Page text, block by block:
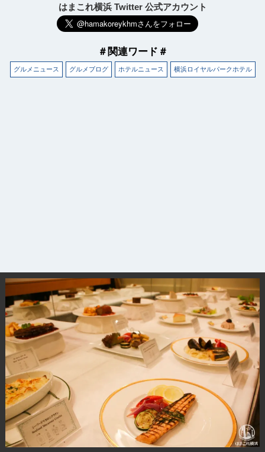
はまこれ横浜 Twitter 公式アカウント
＃関連ワード＃
グルメニュース グルメブログ ホテルニュース 横浜ロイヤルパークホテル